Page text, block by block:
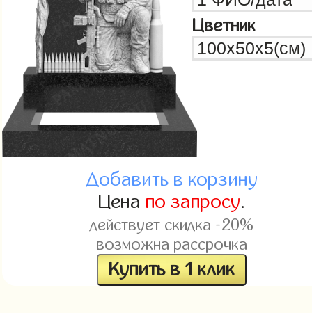
Цветник
Добавить в корзину
Цена по запросу.
действует скидка -20%
возможна рассрочка
Купить в 1 клик